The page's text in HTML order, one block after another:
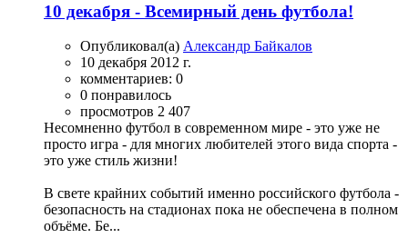
10 декабря - Всемирный день футбола!
Опубликовал(а) Александр Байкалов
10 декабря 2012 г.
комментариев: 0
0 понравилось
просмотров 2 407
Несомненно футбол в современном мире - это уже не
просто игра - для многих любителей этого вида спорта -
это уже стиль жизни!
В свете крайних событий именно российского футбола -
безопасность на стадионах пока не обеспечена в полном
объёме. Бе...